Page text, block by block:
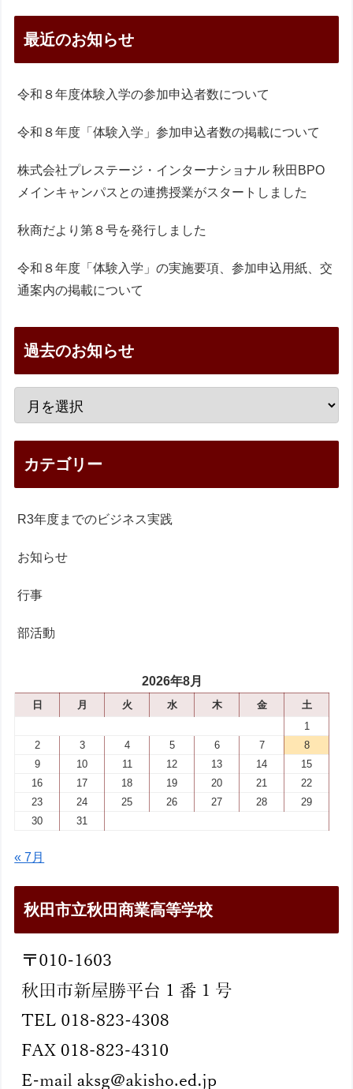
最近のお知らせ
令和８年度体験入学の参加申込者数について
令和８年度「体験入学」参加申込者数の掲載について
株式会社プレステージ・インターナショナル 秋田BPO
メインキャンパスとの連携授業がスタートしました
秋商だより第８号を発行しました
令和８年度「体験入学」の実施要項、参加申込用紙、交
通案内の掲載について
過去のお知らせ
カテゴリー
R3年度までのビジネス実践
お知らせ
行事
部活動
2026年8月
日 月 火 水 木 金
土
1
2
3 4 5 6 7
8
9
10 11 12 13 14
15
16
17 18 19 20 21
22
23
24 25 26 27 28
29
30
31
« 7月
秋田市立秋田商業高等学校